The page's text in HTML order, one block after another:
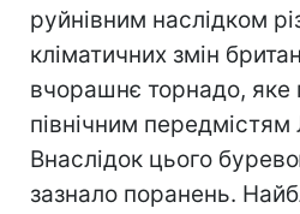
руйнівним наслідком
кліматичних змін
вчорашнє торнадо, яке
північним
Внаслідок цього
зазнало поранень.